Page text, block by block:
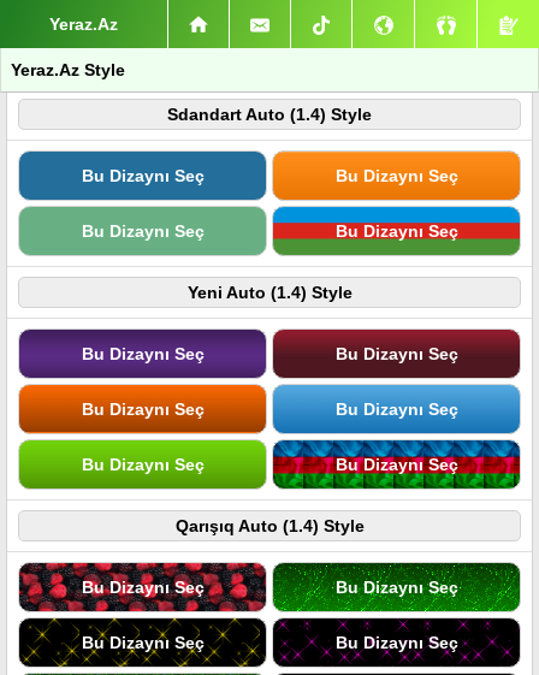
Yeraz.Az
Yeraz.Az Style
Sdandart Auto (1.4) Style
Bu Dizaynı Seç Bu Dizaynı Seç
Bu Dizaynı Seç Bu Dizaynı Seç
Yeni Auto (1.4) Style
Bu Dizaynı Seç Bu Dizaynı Seç
Bu Dizaynı Seç Bu Dizaynı Seç
Bu Dizaynı Seç Bu Dizaynı Seç
Qarışıq Auto (1.4) Style
Bu Dizaynı Seç Bu Dizaynı Seç
Bu Dizaynı Seç Bu Dizaynı Seç